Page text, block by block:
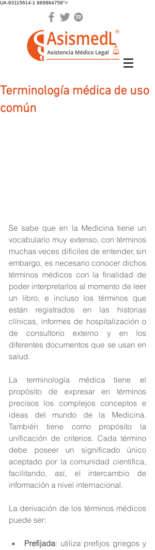
UA-93115614-1 969864758">
Terminología médica de uso
común
Se sabe que en la Medicina tiene un
vocabulario muy extenso, con términos
muchas veces difíciles de entender, sin
embargo, es necesario conocer dichos
términos médicos con la finalidad de
poder interpretarlos al momento de leer
un libro, e incluso los términos que
están registrados en las historias
clínicas, informes de hospitalización o
de consultorio externo y en los
diferentes documentos que se usan en
salud.
La terminología médica tiene el
propósito de expresar en términos
precisos los complejos conceptos e
ideas del mundo de la Medicina.
También tiene como propósito la
unificación de criterios. Cada término
debe poseer un significado único
aceptado por la comunidad científica,
facilitando, así, el intercambio de
información a nivel internacional.
La derivación de los términos médicos
puede ser:
Prefijada: utiliza prefijos griegos y